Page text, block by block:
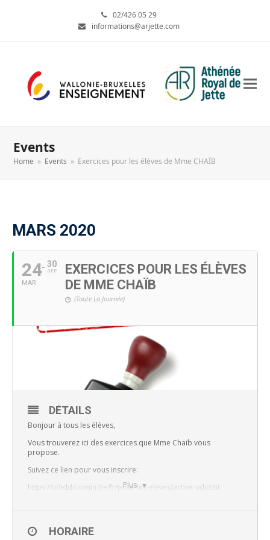
02/426 05 29
informations@arjette.com
Events
Home » Events » Exercices pour les élèves de Mme CHAÏB
MARS 2020
24
MAR
30
SEP
EXERCICES POUR LES ÉLÈVES
DE MME CHAÏB
(Toute La Journée)
Plus
DÉTAILS
Bonjour à tous les élèves,
Vous trouverez ici des exercices que Mme Chaïb vous
propose.
Suivez ce lien pour vous inscrire:
https://udiddit.vanin.be/fr/pour-les-eleves/active-udiddit
HORAIRE